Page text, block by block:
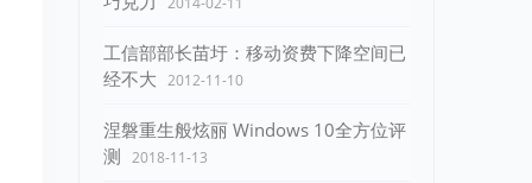
工信部部长苗圩：移动资费下降空间已
经不大 2012-11-10
涅磐重生般炫丽 Windows 10全方位评
测 2018-11-13